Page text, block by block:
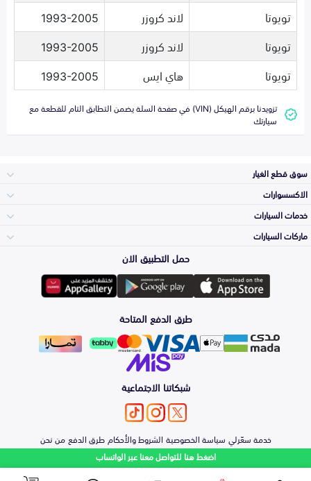
اضغط هنا للتواصل معنا عبر الواتساب
تويوتا
لاند كروزر
1993-2005
تويوتا
لاند كروزر
1993-2005
تويوتا
هاي ايس 1993-2005
تزويدنا برقم الهيكل (VIN) في صفحة السلة يضمن التطابق التام للقطعة مع
سيارتك
سوق قطع الغيار
المكائن، القيرات
وملحقاتها
الشمعات
والاصطبات (الاضاءة)
الفرامل والأقمشة
الأبواب، الرفرف
والكبوت
الاكسسوارات
لوازم الرحلات
اكسسوارات العناية
الزيوت و السوائل
خدمات السيارات
الأكثر مبيعاً
التلميع والعناية
اصلاح الطلاء
ماركات السيارات
تويوتا
هيونداي
كيا
نيسان
حمل التطبيق الان
طرق الدفع المتاحة
شبكاتنا الاجتماعية
خدمة سعّرلي سياسة الخصوصية الشروط والأحكامطرق الدفعمن نحن